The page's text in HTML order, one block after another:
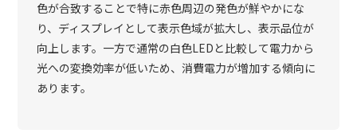
色が合致することで特に赤色周辺の発色が鮮やかにな
り、ディスプレイとして表示色域が拡大し、表示品位が
向上します。一方で通常の白色LEDと比較して電力から
光への変換効率が低いため、消費電力が増加する傾向に
あります。